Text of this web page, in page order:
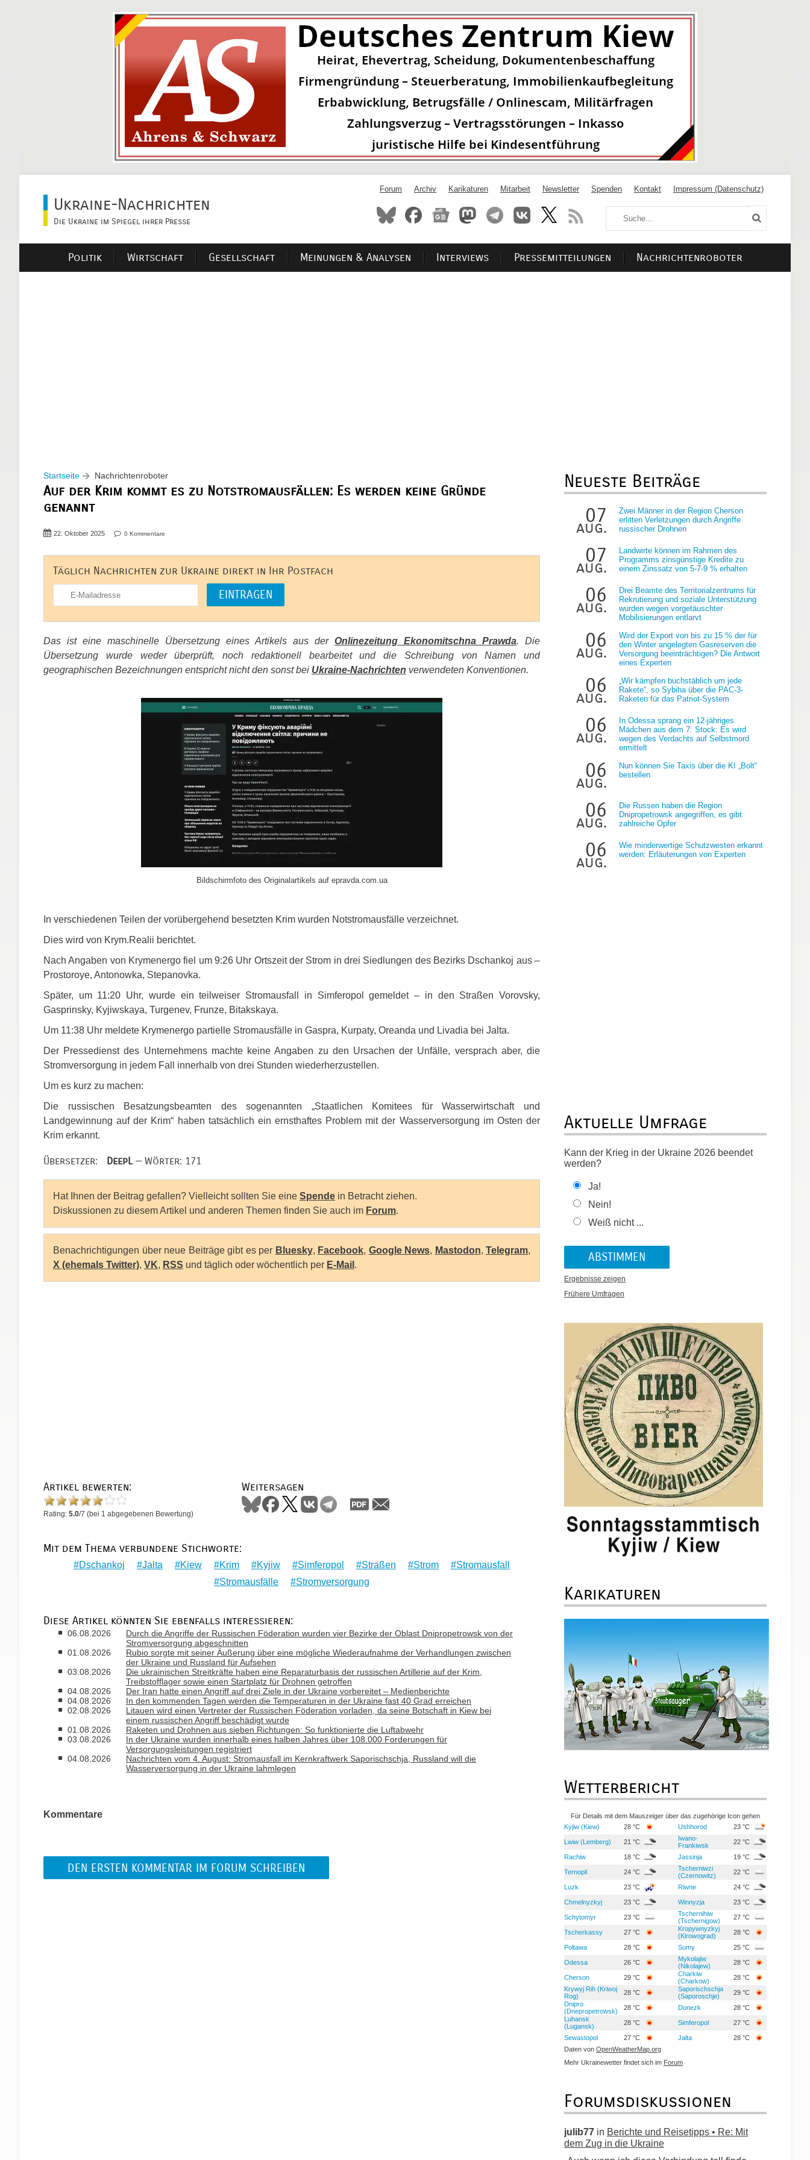
Ukraine-Nachrichten
Die Ukraine im Spiegel ihrer Presse
Forum Archiv Karikaturen Mitarbeit Newsletter Spenden Kontakt Impressum (Datenschutz)
Politik Wirtschaft Gesellschaft Meinungen & Analysen Interviews Pressemitteilungen Nachrichtenroboter
Startseite Nachrichtenroboter
Auf der Krim kommt es zu Notstromausfällen: Es werden keine Gründe
genannt
22. Oktober 2025 0 Kommentare
Täglich Nachrichten zur Ukraine direkt in Ihr Postfach
Das ist eine maschinelle Übersetzung eines Artikels aus der Onlinezeitung Ekonomitschna Prawda. Die
Übersetzung wurde weder überprüft, noch redaktionell bearbeitet und die Schreibung von Namen und
geographischen Bezeichnungen entspricht nicht den sonst bei Ukraine-Nachrichten verwendeten Konventionen.
Bildschirmfoto des Originalartikels auf epravda.com.ua
In verschiedenen Teilen der vorübergehend besetzten Krim wurden Notstromausfälle verzeichnet.
Dies wird von Krym.Realii berichtet.
Nach Angaben von Krymenergo fiel um 9:26 Uhr Ortszeit der Strom in drei Siedlungen des Bezirks Dschankoj aus –
Prostoroye, Antonowka, Stepanovka.
Später, um 11:20 Uhr, wurde ein teilweiser Stromausfall in Simferopol gemeldet – in den Straßen Vorovsky,
Gasprinsky, Kyjiwskaya, Turgenev, Frunze, Bitakskaya.
Um 11:38 Uhr meldete Krymenergo partielle Stromausfälle in Gaspra, Kurpaty, Oreanda und Livadia bei Jalta.
Der Pressedienst des Unternehmens machte keine Angaben zu den Ursachen der Unfälle, versprach aber, die
Stromversorgung in jedem Fall innerhalb von drei Stunden wiederherzustellen.
Um es kurz zu machen:
Die russischen Besatzungsbeamten des sogenannten „Staatlichen Komitees für Wasserwirtschaft und
Landgewinnung auf der Krim“ haben tatsächlich ein ernsthaftes Problem mit der Wasserversorgung im Osten der
Krim erkannt.
Übersetzer: DeepL— Wörter: 171
Hat Ihnen der Beitrag gefallen? Vielleicht sollten Sie eine Spende in Betracht ziehen.
Diskussionen zu diesem Artikel und anderen Themen finden Sie auch im Forum.
Benachrichtigungen über neue Beiträge gibt es per Bluesky, Facebook, Google News, Mastodon, Telegram,
X (ehemals Twitter), VK, RSS und täglich oder wöchentlich per E-Mail .
Artikel bewerten:
Rating: 5.0/7 (bei 1 abgegebenen Bewertung)
Weitersagen
Mit dem Thema verbundene Stichworte:
Dschankoj Jalta Kiew Krim Kyjiw Simferopol Straßen Strom
Stromausfall
Stromausfälle
Stromversorgung
Diese Artikel könnten Sie ebenfalls interessieren:
06.08.2026
Durch die Angriffe der Russischen Föderation wurden vier Bezirke der Oblast Dnipropetrowsk von der
Stromversorgung abgeschnitten
01.08.2026
Rubio sorgte mit seiner Äußerung über eine mögliche Wiederaufnahme der Verhandlungen zwischen
der Ukraine und Russland für Aufsehen
03.08.2026
Die ukrainischen Streitkräfte haben eine Reparaturbasis der russischen Artillerie auf der Krim,
Treibstofflager sowie einen Startplatz für Drohnen getroffen
04.08.2026
Der Iran hatte einen Angriff auf drei Ziele in der Ukraine vorbereitet – Medienberichte
04.08.2026
In den kommenden Tagen werden die Temperaturen in der Ukraine fast 40 Grad erreichen
02.08.2026
Litauen wird einen Vertreter der Russischen Föderation vorladen, da seine Botschaft in Kiew bei
einem russischen Angriff beschädigt wurde
01.08.2026
Raketen und Drohnen aus sieben Richtungen: So funktionierte die Luftabwehr
03.08.2026
In der Ukraine wurden innerhalb eines halben Jahres über 108.000 Forderungen für
Versorgungsleistungen registriert
04.08.2026
Nachrichten vom 4. August: Stromausfall im Kernkraftwerk Saporischschja, Russland will die
Wasserversorgung in der Ukraine lahmlegen
Kommentare
DEN ERSTEN KOMMENTAR IM FORUM SCHREIBEN
Neueste Beiträge
07
aug.
Zwei Männer in der Region Cherson
erlitten Verletzungen durch Angriffe
russischer Drohnen
07
aug.
Landwirte können im Rahmen des
Programms zinsgünstige Kredite zu
einem Zinssatz von 5-7-9 % erhalten
06
aug.
Drei Beamte des Territorialzentrums für
Rekrutierung und soziale Unterstützung
wurden wegen vorgetäuschter
Mobilisierungen entlarvt
06
aug.
Wird der Export von bis zu 15 % der für
den Winter angelegten Gasreserven die
Versorgung beeinträchtigen? Die Antwort
eines Experten
06
aug.
„Wir kämpfen buchstäblich um jede
Rakete“, so Sybiha über die PAC-3-
Raketen für das Patriot-System
06
aug.
In Odessa sprang ein 12-jähriges
Mädchen aus dem 7: Stock: Es wird
wegen des Verdachts auf Selbstmord
ermittelt
06
aug.
Nun können Sie Taxis über die KI „Bolt“
bestellen
06
aug.
Die Russen haben die Region
Dnipropetrowsk angegriffen, es gibt
zahlreiche Opfer
06
aug.
Wie minderwertige Schutzwesten erkannt
werden: Erläuterungen von Experten
Aktuelle Umfrage
Kann der Krieg in der Ukraine 2026 beendet
werden?
Ja!
Nein!
Weiß nicht ...
Ergebnisse zeigen
Frühere Umfragen
Karikaturen
Wetterbericht
Für Details mit dem Mauszeiger über das zugehörige Icon gehen
Kyjiw (Kiew)
28 °C Ushhorod 23 °C
Lwiw (Lemberg) 21 °C
Iwano-
Frankiwsk
22 °C
Rachiw 18 °C Jassinja 19 °C
Ternopil 24 °C
Tscherniwzi
(Czernowitz)
22 °C
Luzk 23 °C Riwne 24 °C
Chmelnyzkyj 23 °C Winnyzja 23 °C
Schytomyr 23 °C
Tschernihiw
(Tschernigow)
27 °C
Tscherkassy 27 °C
Kropywnyzkyj
(Kirowograd)
28 °C
Poltawa 28 °C Sumy 25 °C
Odessa 26 °C
Mykolajiw
(Nikolajew)
28 °C
Cherson 29 °C
Charkiw
(Charkow)
28 °C
Krywyj Rih (Kriwoj
Rog)
28 °C
Saporischschja
(Saporoschje)
29 °C
Dnipro
(Dnepropetrowsk)
28 °C Donezk
28 °C
Luhansk
(Lugansk)
28 °C Simferopol 27 °C
Sewastopol 27 °C Jalta
28 °C
Daten von OpenWeatherMap.org
Mehr Ukrainewetter findet sich im Forum
Forumsdiskussionen
julib77 in Berichte und Reisetipps • Re: Mit
dem Zug in die Ukraine